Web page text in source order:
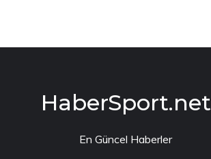
HaberSport.net
En Güncel Haberler